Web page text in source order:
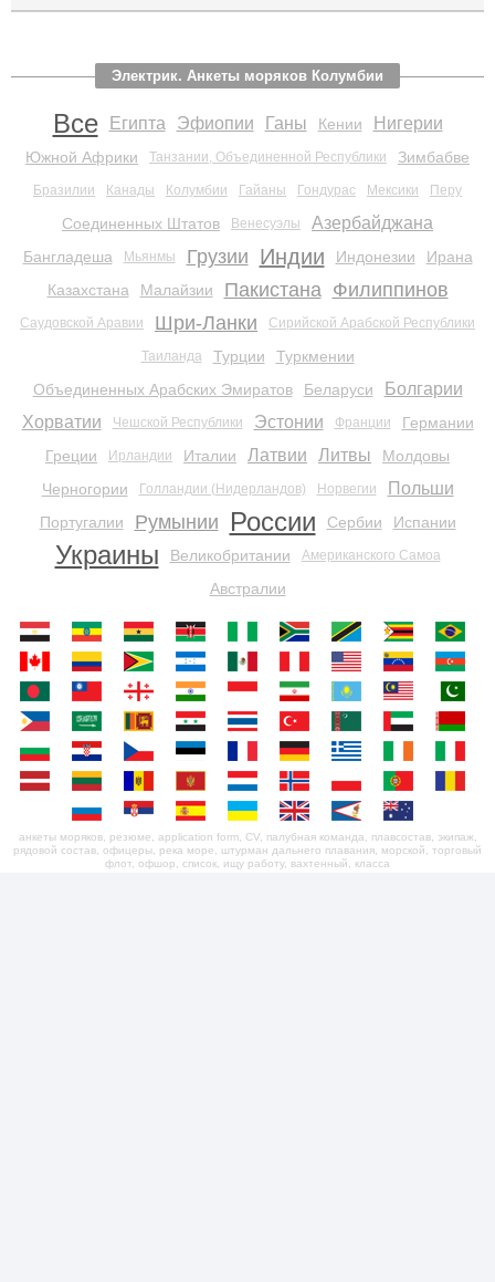
Электрик. Анкеты моряков Колумбии
Все Египта Эфиопии Ганы Кении Нигерии
Южной Африки Танзании, Объединенной Республики Зимбабве
Бразилии Канады Колумбии Гайаны Гондурас Мексики Перу
Соединенных Штатов Венесуэлы Азербайджана
Бангладеша Мьянмы Грузии Индии Индонезии
Ирана
Казахстана
Малайзии Пакистана Филиппинов
Саудовской Аравии Шри-Ланки Сирийской Арабской Республики
Таиланда Турции
Туркмении
Объединенных Арабских Эмиратов
Беларуси
Болгарии
Хорватии
Чешской Республики Эстонии Франции
Германии
Греции
Ирландии Италии Латвии Литвы
Молдовы
Черногории
Голландии (Нидерландов) Норвегии Польши
Португалии Румынии России Сербии Испании
Украины Великобритании Американского Самоа
Австралии
анкеты моряков, резюме, application form, CV, палубная команда, плавсостав, экипаж,
рядовой состав, офицеры, река море, штурман дальнего плавания, морской, торговый
флот, офшор, список, ищу работу, вахтенный, класса